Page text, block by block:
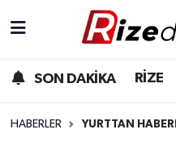
SON DAKİKA RİZE
HABERLER YURTTAN
Gündem
Rize Hava Durumu